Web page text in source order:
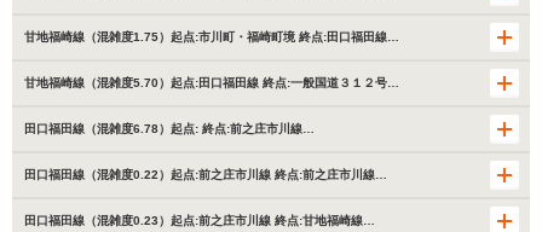
甘地福崎線（混雑度1.75）起点:市川町・福崎町境 終点:田口福田線…
甘地福崎線（混雑度5.70）起点:田口福田線 終点:一般国道３１２号…
田口福田線（混雑度6.78）起点: 終点:前之庄市川線…
田口福田線（混雑度0.22）起点:前之庄市川線 終点:前之庄市川線…
田口福田線（混雑度0.23）起点:前之庄市川線 終点:甘地福崎線…